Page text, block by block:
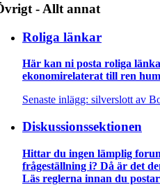
- Allt annat
Roliga länkar
Här kan ni posta roliga
ekonomirelaterat till ren
Senaste inlägg: silverslott av
Diskussionssektionen
Hittar du ingen lämplig
frågeställning i? Då är det
Läs reglerna innan du